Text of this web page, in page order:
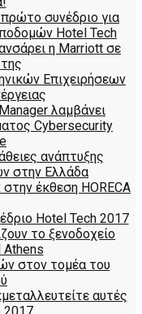
συνέδριο για
Hotel Tech
η Marriott σε
Επιχειρήσεων
λαμβάνει
Cybersecurity
ανάπτυξης
στην Ελλάδα
έκθεση HORECA
Hotel Tech 2017
το ξενοδοχείο
Athens
στον τομέα του
αυτές